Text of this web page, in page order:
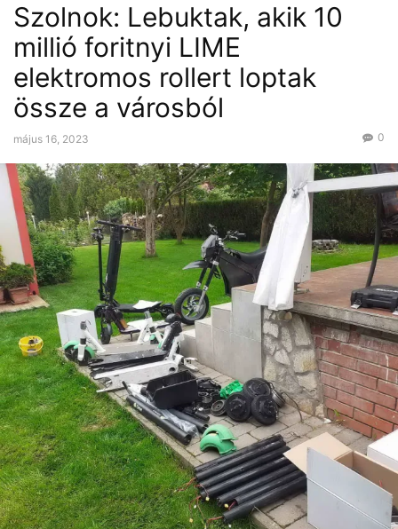
Szolnok: Lebuktak, akik 10
millió foritnyi LIME
elektromos rollert loptak
össze a városból
május 16, 2023 0